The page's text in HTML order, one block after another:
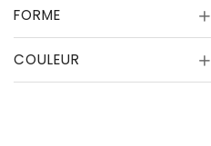
FORME
COULEUR